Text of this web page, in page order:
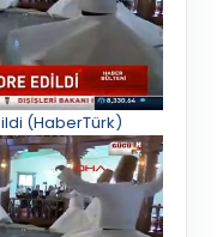
(HaberTürk)